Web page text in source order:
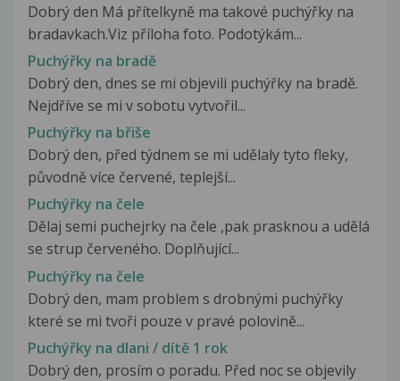
Dobrý den Má přítelkyně ma takové puchýřky na
bradavkach.Viz příloha foto. Podotýkám...
Puchýřky na bradě
Dobrý den, dnes se mi objevili puchýřky na bradě.
Nejdříve se mi v sobotu vytvořil...
Puchýřky na břiše
Dobrý den, před týdnem se mi udělaly tyto fleky,
původně více červené, teplejší...
Puchýřky na čele
Dělaj semi puchejrky na čele ,pak prasknou a udělá
se strup červeného. Doplňující...
Puchýřky na čele
Dobrý den, mam problem s drobnými puchýřky
které se mi tvoři pouze v pravé polovině...
Puchýřky na dlani / dítě 1 rok
Dobrý den, prosím o poradu. Před noc se objevily